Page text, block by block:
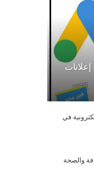
في
والصحة